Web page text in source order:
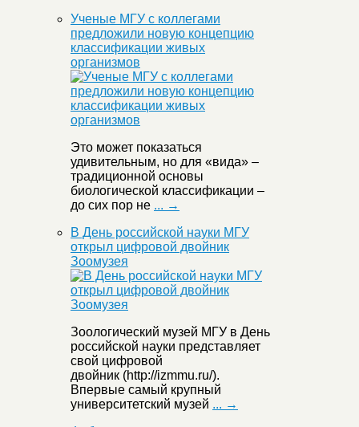
Ученые МГУ с коллегами
предложили новую концепцию
классификации живых
организмов
Это может показаться
удивительным, но для «вида» –
традиционной основы
биологической классификации –
до сих пор не ... →
В День российской науки МГУ
открыл цифровой двойник
Зоомузея
Зоологический музей МГУ в День
российской науки представляет
свой цифровой
двойник (http://izmmu.ru/).
Впервые самый крупный
университетский музей ... →